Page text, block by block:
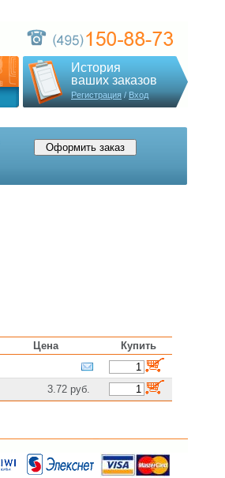
История
ваших заказов
Регистрация/Вход
Цена Купить
3.72 руб.